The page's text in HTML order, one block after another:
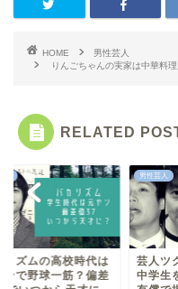
HOME
男性芸人
りんごちゃんの実家は中華料
RELATED
ツクロークンはもう
生を利用して売名？
男性芸人
ドラン
はさか